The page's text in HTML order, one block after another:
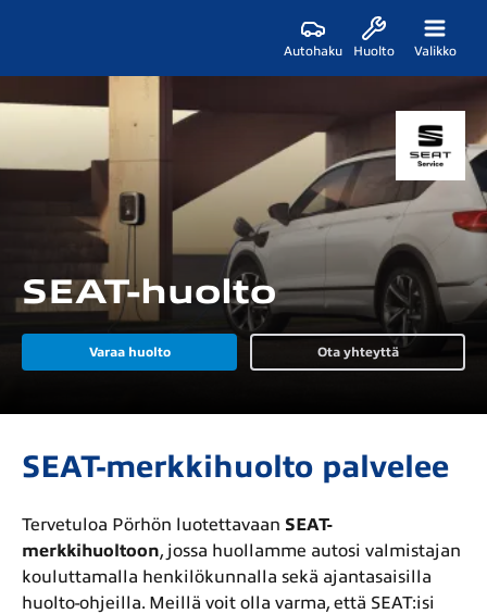
Autohaku Huolto Valikko
SEAT-huolto
Varaa huolto Ota yhteyttä
SEAT-merkkihuolto palvelee
Tervetuloa Pörhön luotettavaan SEAT-
merkkihuoltoon, jossa huollamme autosi valmistajan
kouluttamalla henkilökunnalla sekä ajantasaisilla
huolto-ohjeilla. Meillä voit olla varma, että SEAT:isi